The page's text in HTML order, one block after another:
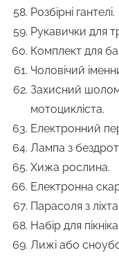
Розбірні гантелі.
Рукавички для
Комплект для
Чоловічий
Захисний
мотоцикліста.
Електронний
Лампа з
Хижа рослина.
Електронна
Парасоля з
Набір для пікніка.
Лижі або